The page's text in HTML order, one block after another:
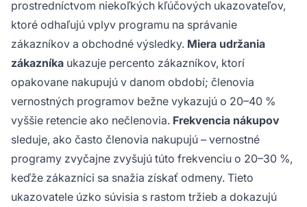
prostredníctvom niekoľkých kľúčových ukazovateľov,
ktoré odhaľujú vplyv programu na správanie
zákazníkov a obchodné výsledky. Miera udržania
zákazníka ukazuje percento zákazníkov, ktorí
opakovane nakupujú v danom období; členovia
vernostných programov bežne vykazujú o 20–40 %
vyššie retencie ako nečlenovia. Frekvencia nákupov
sleduje, ako často členovia nakupujú – vernostné
programy zvyčajne zvyšujú túto frekvenciu o 20–30 %,
keďže zákazníci sa snažia získať odmeny. Tieto
ukazovatele úzko súvisia s rastom tržieb a dokazujú